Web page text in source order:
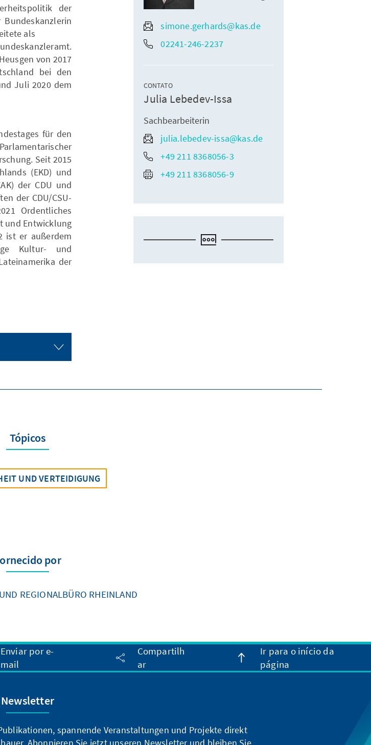
der
als
von 2017
bei den
Juli 2020 dem
für den
Seit 2015
(EKD) und
der CDU und
der CDU/CSU-
Ordentliches
und Entwicklung
ist er außerdem
Kultur- und
der
simone.gerhards@kas.de
02241-246-2237
CONTATO
Julia Lebedev-Issa
Sachbearbeiterin
julia.lebedev-issa@kas.de
+49 211 8368056-3
+49 211 8368056-9
Tópicos
UND VERTEIDIGUNG
por
REGIONALBÜRO RHEINLAND
Enviar por e-
mail
Compartilh
ar
Ir para o início da
página
Newsletter
spannende Veranstaltungen und Projekte direkt